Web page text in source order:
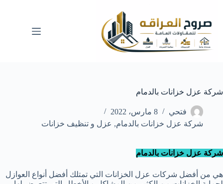
المحتوى
شركة عزل خزانات بالدمام
فتحي
8 مارس، 2022
شركة عزل خزانات بالدمام, عزل و تنظيف خزانات
شركة عزل خزانات بالدمام
هي من أفضل شركات عزل الخزانات التي تمتلك أفضل أنواع العوازل